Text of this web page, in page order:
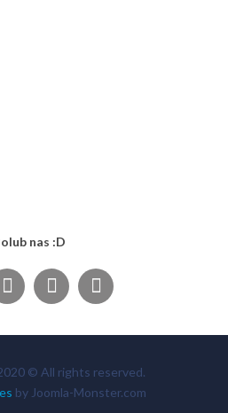
nas :D
© All rights reserved.
by Joomla-Monster.com